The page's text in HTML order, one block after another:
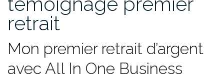
retrait
Mon premier retrait d’argent
avec All In One Business